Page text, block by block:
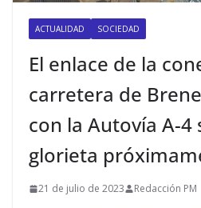
ACTUALIDAD SOCIEDAD
El enlace de la
carretera de
con la Autovía A-4
glorieta
21 de julio de 2023 Redacción PM